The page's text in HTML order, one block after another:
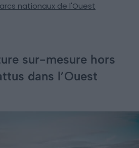
nationaux de l'Ouest
sur-mesure hors
dans l’Ouest